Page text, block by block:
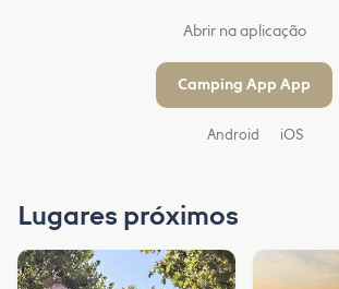
Abrir na aplicação
Camping App App
Android iOS
Lugares próximos